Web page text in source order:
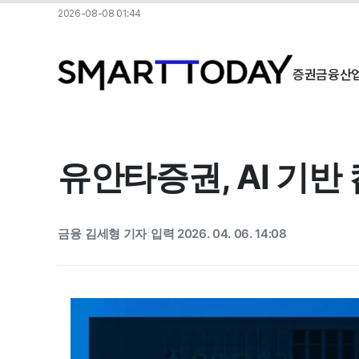
2026-08-08 01:44
증권금융산
유안타증권, AI 기반
금융| 김세형 기자| 입력 2026. 04. 06. 14:08